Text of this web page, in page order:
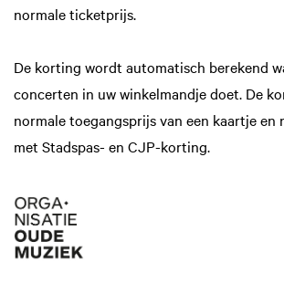
normale ticketprijs.
De korting wordt automatisch berekend
concerten in uw winkelmandje doet. De
normale toegangsprijs van een kaartje en
met Stadspas- en CJP-korting.